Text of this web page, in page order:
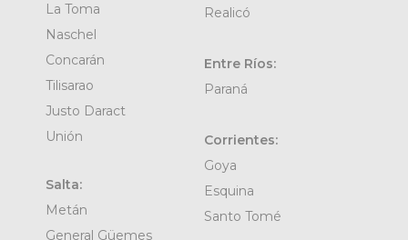
La Toma
Naschel
Concarán
Tilisarao
Justo Daract
Unión
Salta:
Metán
General Güemes
Realicó
Entre Ríos:
Paraná
Corrientes:
Goya
Esquina
Santo Tomé